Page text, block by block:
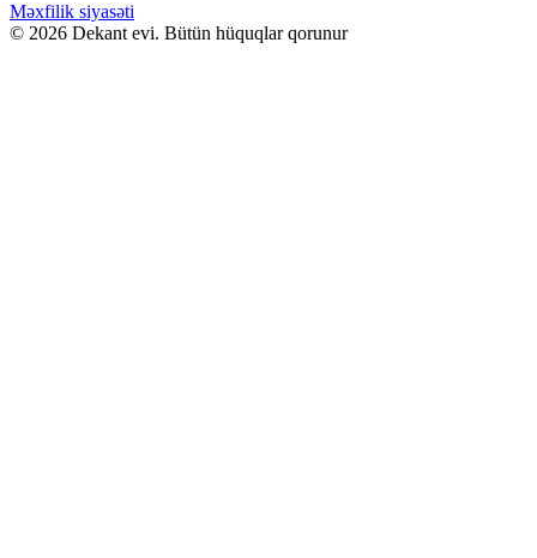
Məxfilik siyasəti
© 2026 Dekant evi. Bütün hüquqlar qorunur